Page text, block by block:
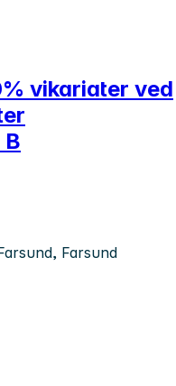
vikariater ved
Farsund